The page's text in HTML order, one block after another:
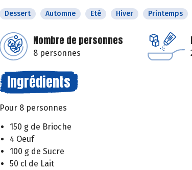
Dessert Automne Eté Hiver Printemps
Nombre de personnes
8 personnes
Ingrédients
Pour 8 personnes
150 g de Brioche
4 Oeuf
100 g de Sucre
50 cl de Lait